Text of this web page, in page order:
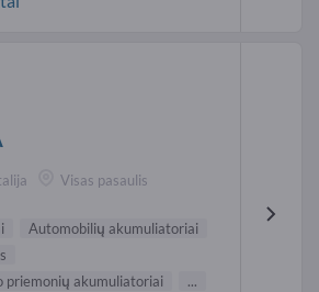
Visas pasaulis
Automobilių akumuliatoriai
priemonių akumuliatoriai
...